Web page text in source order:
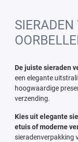
SIERADEN
De juiste sieraden
een elegante
hoogwaardige
verzending.
Kies uit elegante
etuis of moderne
sieradenverpakking